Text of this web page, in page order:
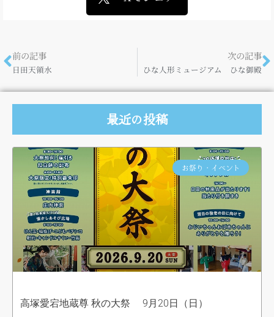
前の記事
日田天領水
次の記事
ひな人形ミュージアム ひな御殿
最近の投稿
お祭り・イベント
高塚愛宕地蔵尊 秋の大祭 9月20日（日）